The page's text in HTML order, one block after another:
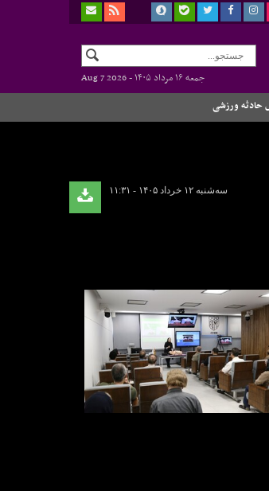
جمعه ۱۶ مرداد ۱۴۰۵ -
Aug 7 2026
حادثه ورزشی
سه‌شنبه ۱۲ خرداد ۱۴۰۵ - ۱۱:۳۱